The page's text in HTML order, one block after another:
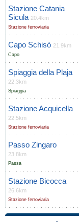
Stazione Catania
Sicula 20.4km
Stazione ferroviaria
Capo Schisò 21.9km
Capo
Spiaggia della Plaja
22.3km
Spiaggia
Stazione Acquicella
22.5km
Stazione ferroviaria
Passo Zingaro
23.8km
Passa
Stazione Bicocca
26.6km
Stazione ferroviaria